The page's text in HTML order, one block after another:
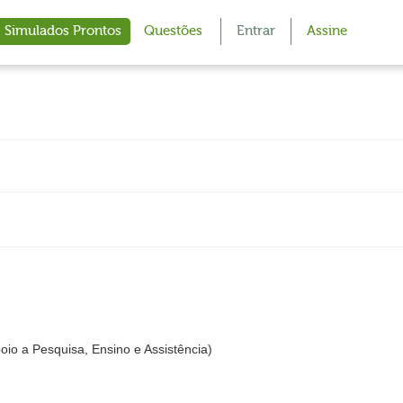
Simulados Prontos Questões Entrar Assine
a Pesquisa, Ensino e Assistência)